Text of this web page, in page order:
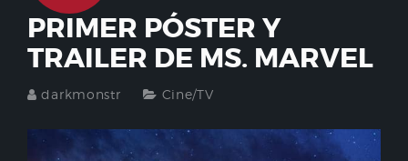
PRIMER PÓSTER Y
TRAILER DE MS. MARVEL
darkmonstr Cine/TV